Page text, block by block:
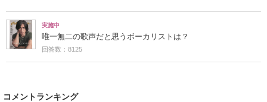
実施中
唯一無二の歌声だと思うボーカリストは？
回答数：8125
コメントランキング